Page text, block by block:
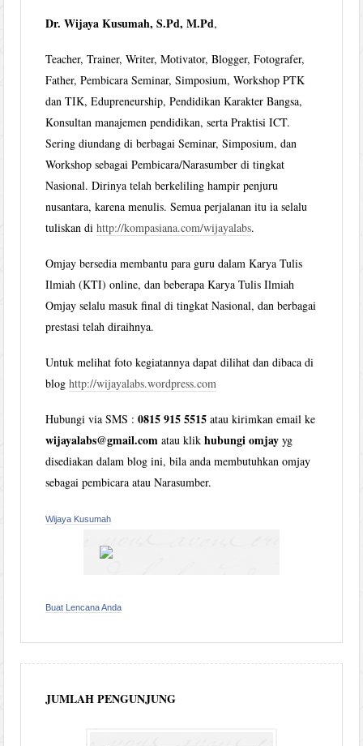
Dr. Wijaya Kusumah, S.Pd, M.Pd,
Teacher, Trainer, Writer, Motivator, Blogger, Fotografer,
Father, Pembicara Seminar, Simposium, Workshop PTK
dan TIK, Edupreneurship, Pendidikan Karakter Bangsa,
Konsultan manajemen pendidikan, serta Praktisi ICT.
Sering diundang di berbagai Seminar, Simposium, dan
Workshop sebagai Pembicara/Narasumber di tingkat
Nasional. Dirinya telah berkeliling hampir penjuru
nusantara, karena menulis. Semua perjalanan itu ia selalu
tuliskan dihttp://kompasiana.com/wijayalabs.
Omjay bersedia membantu para guru dalam Karya Tulis
Ilmiah (KTI) online, dan beberapa Karya Tulis Ilmiah
Omjay selalu masuk final di tingkat Nasional, dan berbagai
prestasi telah diraihnya.
Untuk melihat foto kegiatannya dapat dilihat dan dibaca di
bloghttp://wijayalabs.wordpress.com
Hubungi via SMS :0815 915 5515 atau kirimkan email ke
wijayalabs@gmail.com atau klikhubungi omjay yg
disediakan dalam blog ini, bila anda membutuhkan omjay
sebagai pembicara atau Narasumber.
Wijaya Kusumah
Buat Lencana Anda
JUMLAH PENGUNJUNG